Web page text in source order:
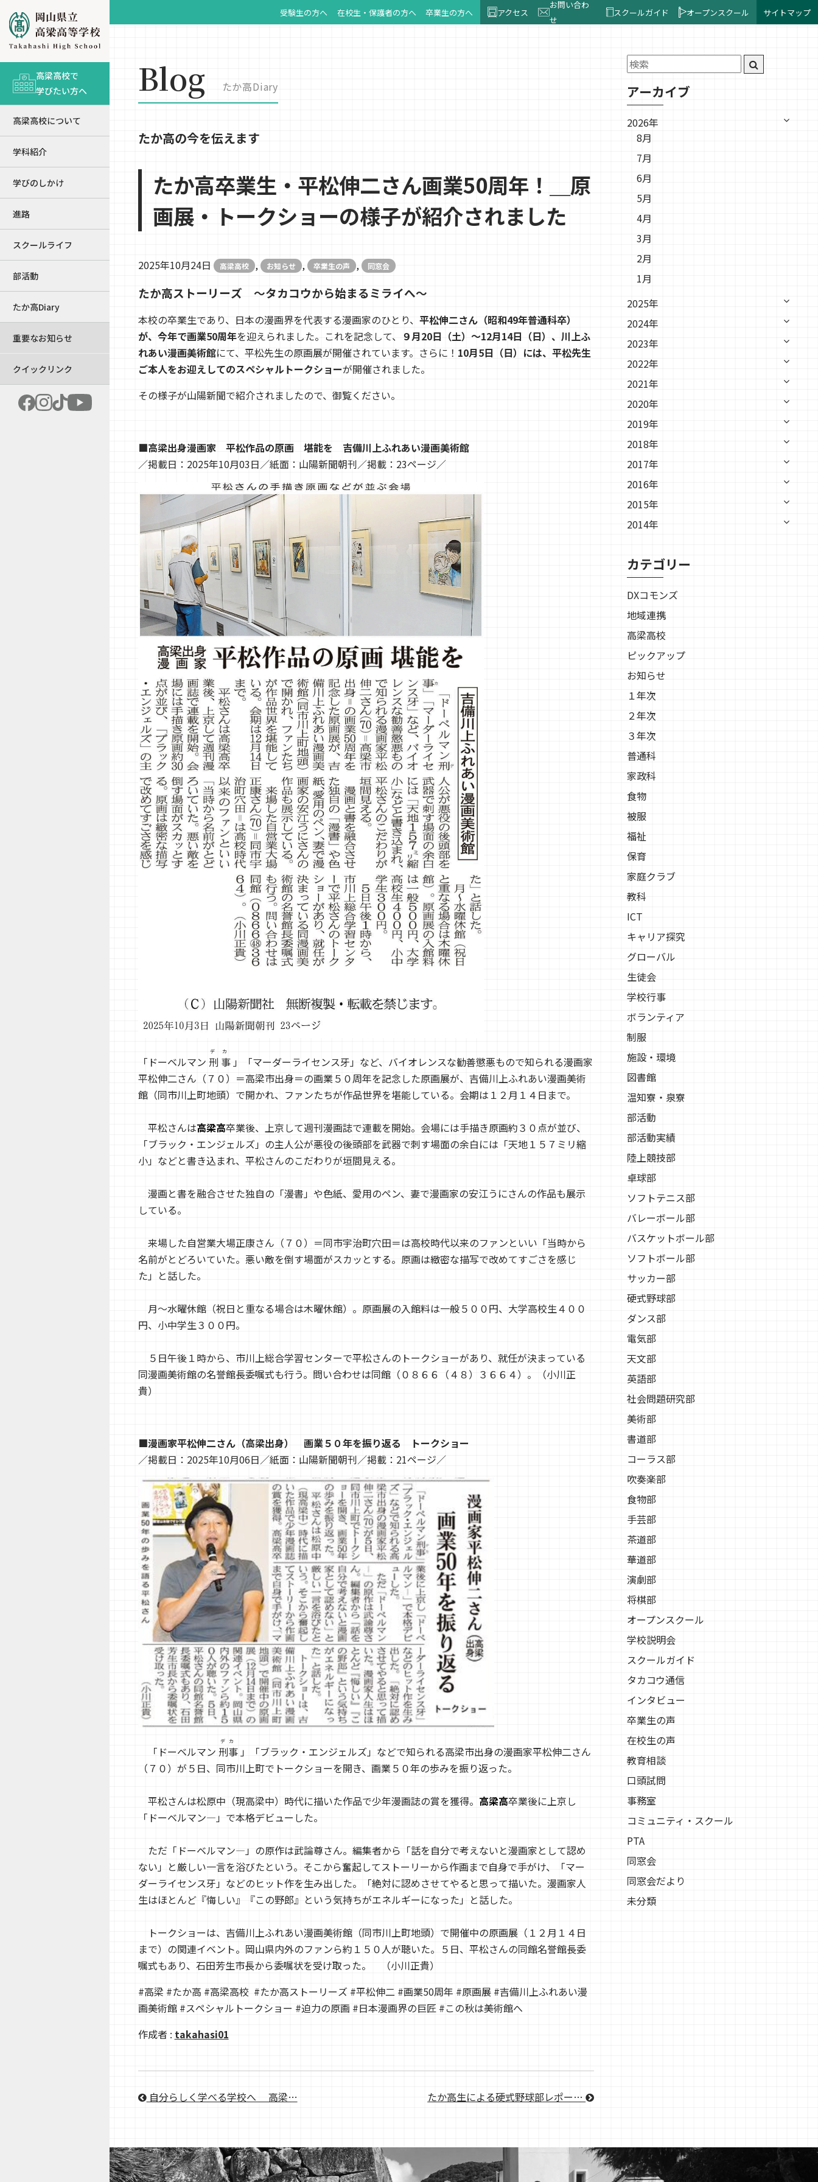
受験生の方へ 在校生・保護者の方へ 卒業生の方へ アクセス
お問い合わ
せ
スクールガイド オープンスクール サイトマップ
高梁高校で
学びたい方へ
高梁高校について
学科紹介
学びのしかけ
進路
スクールライフ
部活動
たか高Diary
重要なお知らせ
クイックリンク
Blog たか高Diary
たか高の今を伝えます
たか高卒業生・平松伸二さん画業50周年！＿原
画展・トークショーの様子が紹介されました
2025年10月24日 高梁高校 , お知らせ , 卒業生の声 , 同窓会
たか高ストーリーズ ～タカコウから始まるミライへ～
本校の卒業生であり、日本の漫画界を代表する漫画家のひとり、 平松伸二さん（昭和49年普通科卒）
が、今年で画業50周年を迎えられました。これを記念して、 ９月20日（土）～12月14日（日）、川上ふ
れあい漫画美術館にて、平松先生の原画展が開催されています。さらに！ 10月5日（日）には、平松先生
ご本人をお迎えしてのスペシャルトークショーが開催されました。
その様子が山陽新聞で紹介されましたので、御覧ください。
■高梁出身漫画家 平松作品の原画 堪能を 吉備川上ふれあい漫画美術館
／掲載日：2025年10月03日／紙面：山陽新聞朝刊／掲載：23ページ／
「ドーベルマン 刑
デ
事
カ
」「マーダーライセンス牙」など、バイオレンスな勧善懲悪もので知られる漫画家
平松伸二さん（７０）＝高梁市出身＝の画業５０周年を記念した原画展が、吉備川上ふれあい漫画美術
館（同市川上町地頭）で開かれ、ファンたちが作品世界を堪能している。会期は１２月１４日まで。
平松さんは高梁高卒業後、上京して週刊漫画誌で連載を開始。会場には手描き原画約３０点が並び、
「ブラック・エンジェルズ」の主人公が悪役の後頭部を武器で刺す場面の余白には「天地１５７ミリ縮
小」などと書き込まれ、平松さんのこだわりが垣間見える。
漫画と書を融合させた独自の「漫書」や色紙、愛用のペン、妻で漫画家の安江うにさんの作品も展示
している。
来場した自営業大場正康さん（７０）＝同市宇治町穴田＝は高校時代以来のファンといい「当時から
名前がとどろいていた。悪い敵を倒す場面がスカッとする。原画は緻密な描写で改めてすごさを感じ
た」と話した。
月～水曜休館（祝日と重なる場合は木曜休館）。原画展の入館料は一般５００円、大学高校生４００
円、小中学生３００円。
５日午後１時から、市川上総合学習センターで平松さんのトークショーがあり、就任が決まっている
同漫画美術館の名誉館長委嘱式も行う。問い合わせは同館（０８６６（４８）３６６４）。（小川正
貴）
■漫画家平松伸二さん（高梁出身） 画業５０年を振り返る トークショー
／掲載日：2025年10月06日／紙面：山陽新聞朝刊／掲載：21ページ／
「ドーベルマン 刑事
デカ
」「ブラック・エンジェルズ」などで知られる高梁市出身の漫画家平松伸二さん
（７０）が５日、同市川上町でトークショーを開き、画業５０年の歩みを振り返った。
平松さんは松原中（現高梁中）時代に描いた作品で少年漫画誌の賞を獲得。 高梁高卒業後に上京し
「ドーベルマン―」で本格デビューした。
ただ「ドーベルマン―」の原作は武論尊さん。編集者から「話を自分で考えないと漫画家として認め
ない」と厳しい一言を浴びたという。そこから奮起してストーリーから作画まで自身で手がけ、「マー
ダーライセンス牙」などのヒット作を生み出した。「絶対に認めさせてやると思って描いた。漫画家人
生はほとんど『悔しい』『この野郎』という気持ちがエネルギーになった」と話した。
トークショーは、吉備川上ふれあい漫画美術館（同市川上町地頭）で開催中の原画展（１２月１４日
まで）の関連イベント。岡山県内外のファンら約１５０人が聴いた。５日、平松さんの同館名誉館長委
嘱式もあり、石田芳生市長から委嘱状を受け取った。 （小川正貴）
#高梁 #たか高 #高梁高校 #たか高ストーリーズ #平松伸二 #画業50周年 #原画展 #吉備川上ふれあい漫
画美術館 #スペシャルトークショー #迫力の原画 #日本漫画界の巨匠 #この秋は美術館へ
作成者 : takahasi01
自分らしく学べる学校へ ＿高梁… たか高生による硬式野球部レポー…
アーカイブ
2026年
8月
7月
6月
5月
4月
3月
2月
1月
2025年
2024年
2023年
2022年
2021年
2020年
2019年
2018年
2017年
2016年
2015年
2014年
カテゴリー
DXコモンズ
地域連携
高梁高校
ピックアップ
お知らせ
１年次
２年次
３年次
普通科
家政科
食物
被服
福祉
保育
家庭クラブ
教科
ICT
キャリア探究
グローバル
生徒会
学校行事
ボランティア
制服
施設・環境
図書館
温知寮・泉寮
部活動
部活動実績
陸上競技部
卓球部
ソフトテニス部
バレーボール部
バスケットボール部
ソフトボール部
サッカー部
硬式野球部
ダンス部
電気部
天文部
英語部
社会問題研究部
美術部
書道部
コーラス部
吹奏楽部
食物部
手芸部
茶道部
華道部
演劇部
将棋部
オープンスクール
学校説明会
スクールガイド
タカコウ通信
インタビュー
卒業生の声
在校生の声
教育相談
口頭試問
事務室
コミュニティ・スクール
PTA
同窓会
同窓会だより
未分類